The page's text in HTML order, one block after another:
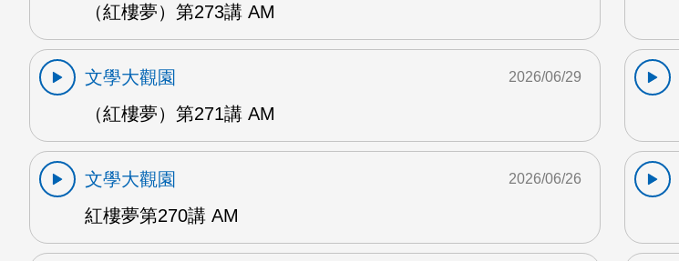
（紅樓夢）第273講 AM
文學大觀園
（紅樓夢）第271講 AM
2026/06/29
文學大觀園
紅樓夢第270講 AM
2026/06/26